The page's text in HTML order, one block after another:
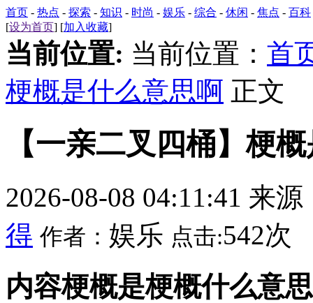
首页 - 热点 - 探索 - 知识 - 时尚 - 娱乐 - 综合 - 休闲 - 焦点 - 百科
[设为首页] [加入收藏]
当前位置: 当前位置： 首
梗概是什么意思啊 正文
【一亲二叉四桶】梗
2026-08-08 04:11:41 来源
得 作者： 娱乐 点击:542次
内容梗概是梗概什么意